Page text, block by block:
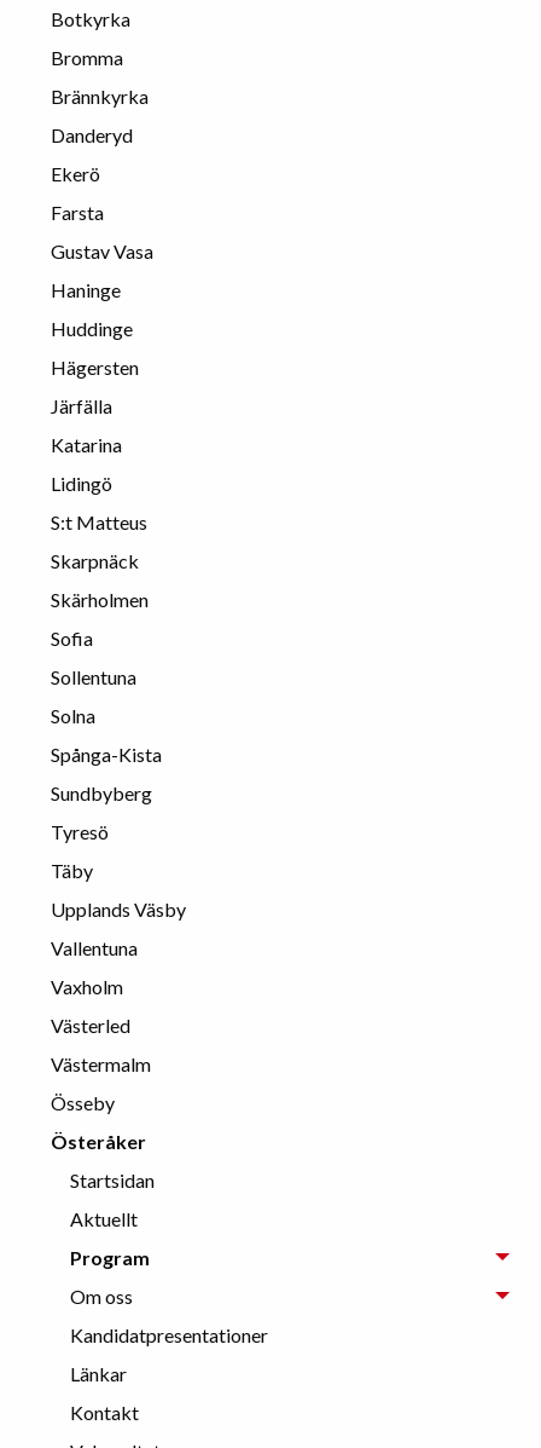
Botkyrka
Bromma
Brännkyrka
Danderyd
Ekerö
Farsta
Gustav Vasa
Haninge
Huddinge
Hägersten
Järfälla
Katarina
Lidingö
S:t Matteus
Skarpnäck
Skärholmen
Sofia
Sollentuna
Solna
Spånga-Kista
Sundbyberg
Tyresö
Täby
Upplands Väsby
Vallentuna
Vaxholm
Västerled
Västermalm
Össeby
Österåker
Startsidan
Aktuellt
Program
Om oss
Kandidatpresentationer
Länkar
Kontakt